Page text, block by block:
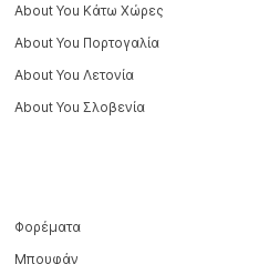
Φορέματα
Μπουφάν
About You Κάτω Χώρες
About You Πορτογαλία
About You Λετονία
About You Σλοβενία